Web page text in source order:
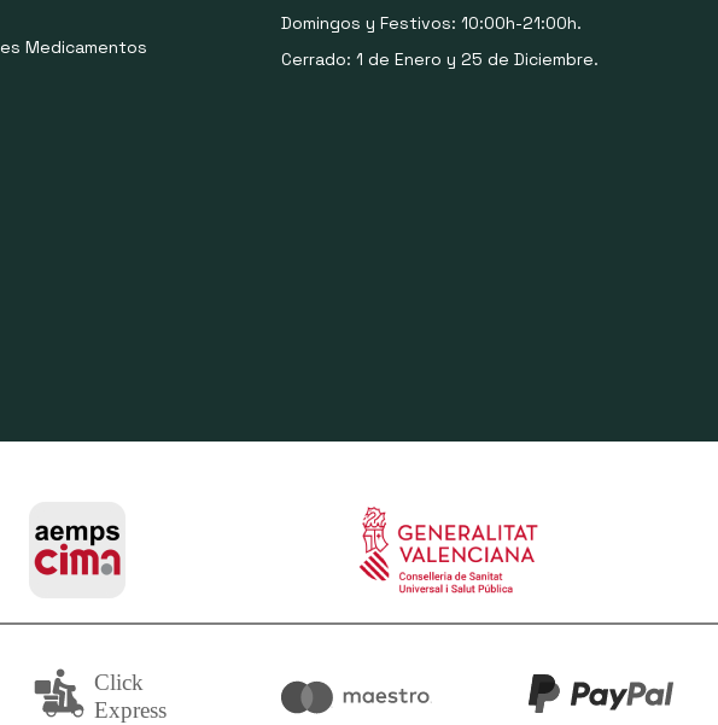
Medicamentos
Domingos y Festivos: 10:00h-21:00h.
Cerrado: 1 de Enero y 25 de Diciembre.